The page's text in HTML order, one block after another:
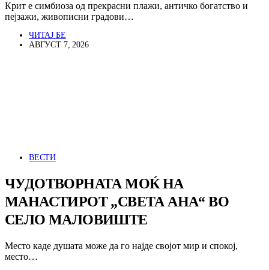
Крит е симбиоза од прекрасни плажи, античко богатство и
пејзажи, живописни градови…
ЧИТАЈ БЕ
АВГУСТ 7, 2026
ВЕСТИ
ЧУДОТВОРНАТА МОЌ НА
МАНАСТИРОТ „СВЕТА АНА“ ВО
СЕЛО МАЛОВИШТЕ
Место каде душата може да го најде својот мир и спокој,
место…